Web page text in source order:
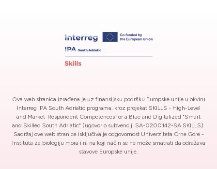
Ova web stranica izrađena je uz finansijsku podršku Europske unije u okviru
Interreg IPA South Adriatic programa, kroz projekat SKILLS - High-Level
and Market-Respondent Competences for a Blue and Digitalized "Smart
and Skilled South Adriatic" (ugovor o subvenciji SA-0200142-SA SKILLS).
Sadržaj ove web stranice isključiva je odgovornost Univerziteta Crne Gore -
Instituta za biologiju mora i ni na koji način se ne može smatrati da odražava
stavove Europske unije.